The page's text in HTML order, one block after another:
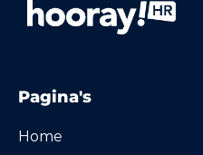
Pagina's
Home